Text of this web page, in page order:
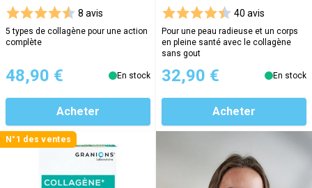
8 avis
5 types de collagène pour une action
complète
48,90 € En stock
Acheter
40 avis
Pour une peau radieuse et un corps
en pleine santé avec le collagène
sans gout
32,90 € En stock
Acheter
N°1 des ventes